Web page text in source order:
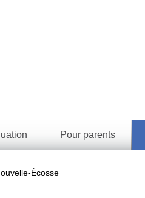
Pour parents
Écosse